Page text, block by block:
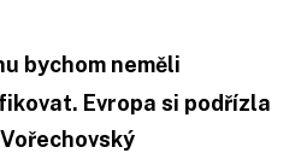
bychom neměli
Evropa si podřízla